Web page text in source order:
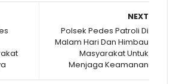
NEXT
Polsek Pedes Patroli Di
Malam Hari Dan Himbau
Masyarakat Untuk
Menjaga Keamanan